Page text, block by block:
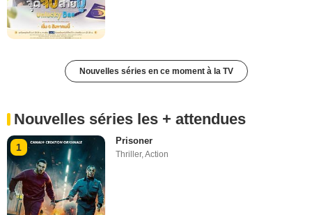
Nouvelles séries en ce moment à la TV
Nouvelles séries les + attendues
1
Prisoner
Thriller,Action